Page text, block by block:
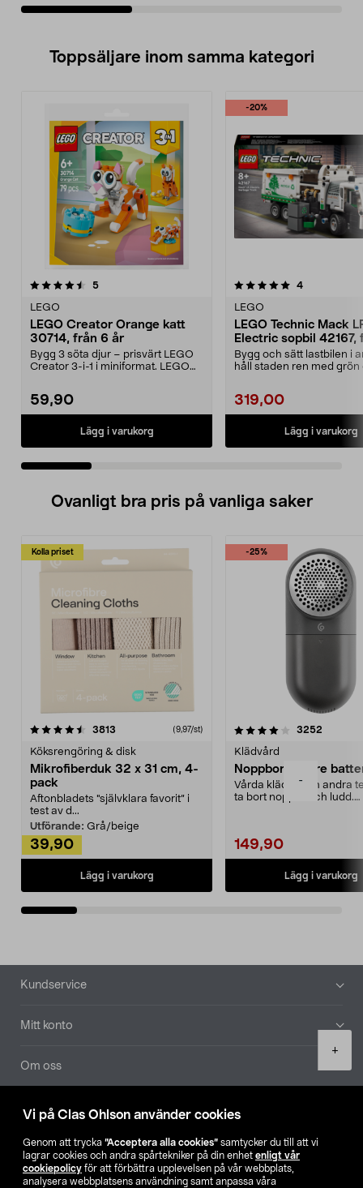
Vi på Clas Ohlson använder cookies
Genom att trycka ”Acceptera alla cookies” samtycker du till att vi
lagrar cookies och andra spårtekniker på din enhet enligt vår
cookiepolicy för att förbättra upplevelsen på vår webbplats,
analysera webbplatsens användning samt anpassa våra
-
+
Toppsäljare inom samma kategori
5recensioner
LEGO
LEGO Creator Orange katt
30714, från 6 år
Bygg 3 söta djur – prisvärt LEGO
Creator 3-i-1 i miniformat. LEGO
59,90
Lägg i varukorg
-20%
5.0 av 5 stjärnor 4recensioner
LEGO
LEGO Technic Mack
Electric sopbil 42167,
år
Bygg och sätt lastbilen i
håll staden ren med grön
319,00
Lägg i varukorg
0.0 av 5 stjärnor
Ovanligt bra pris på vanliga saker
Kolla priset
3813 (9,97/st)
Köksrengöring & disk
Mikrofiberduk 32 x 31 cm, 4-
pack
Aftonbladets "självklara favorit” i
test av d...
Utförande: Grå/beige
39,90
Lägg i varukorg
-25%
4.0av 5 stjärnor 3252
Klädvård
Noppborttagare
Vårda kläder och andra
ta bort noppor och ludd.
149,90
Lägg i varukorg
4.5av 5 stjärnor
Sidfot
Kundservice
Mitt konto
Om oss
Aktuellt
Våra bolag